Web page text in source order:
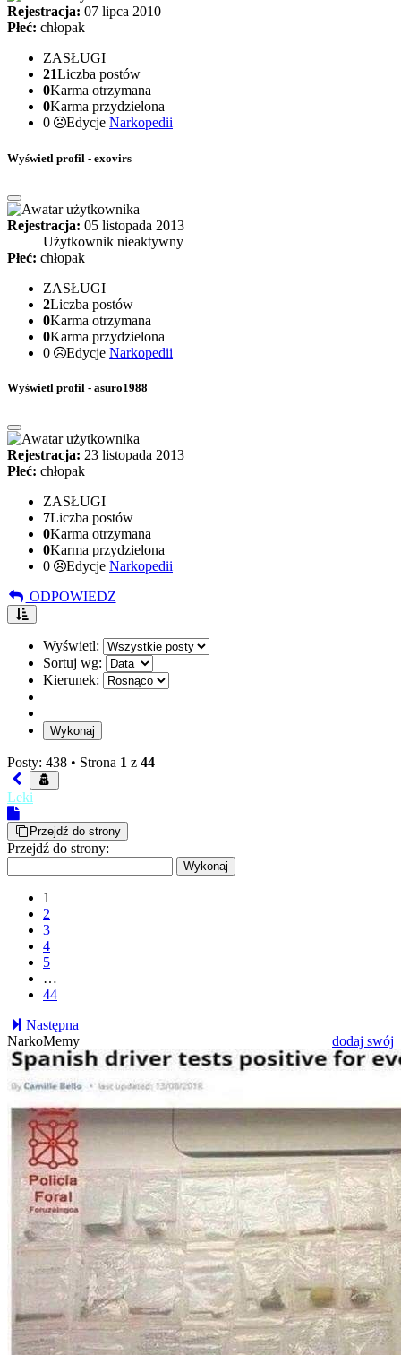
Rejestracja: 07 lipca 2010
Płeć: chłopak
ZASŁUGI
21Liczba postów
0Karma otrzymana
0Karma przydzielona
0
Edycje Narkopedii
Wyświetl profil - exovirs
Rejestracja: 05 listopada 2013
Użytkownik nieaktywny
Płeć: chłopak
ZASŁUGI
2Liczba postów
0Karma otrzymana
0Karma przydzielona
0
Edycje Narkopedii
Wyświetl profil - asuro1988
Rejestracja: 23 listopada 2013
Płeć: chłopak
ZASŁUGI
7Liczba postów
0Karma otrzymana
0Karma przydzielona
0
Edycje Narkopedii
ODPOWIEDZ
Wyświetl:
Sortuj wg:
Kierunek:
Posty: 438 • Strona 1 z 44
Leki
Przejdź do strony
Przejdź do strony:
1
2
3
4
5
…
44
Następna
NarkoMemy
dodaj swój